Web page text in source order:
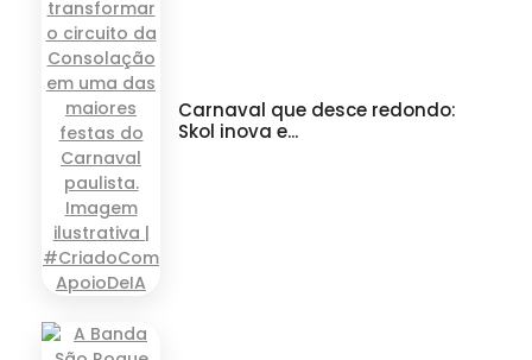
Carnaval que desce redondo:
Skol inova e...